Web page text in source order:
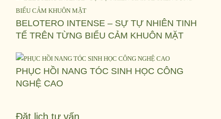
BELOTERO INTENSE – SỰ TỰ NHIÊN TINH
TẾ TRÊN TỪNG BIỂU CẢM KHUÔN MẶT
PHỤC HỒI NANG TÓC SINH HỌC CÔNG
NGHỆ CAO
Đặt lịch tư vấn